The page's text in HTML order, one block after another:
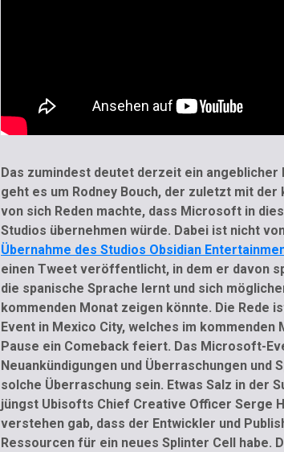
Das zumindest deutet derzeit ein angeblicher
geht es um Rodney Bouch, der zuletzt mit
von sich Reden machte, dass Microsoft in
Studios übernehmen würde. Dabei ist nicht
Übernahme des Studios Obsidian
einen Tweet veröffentlicht, in dem er davon
die spanische Sprache lernt und sich
kommenden Monat zeigen könnte. Die Rede
Event in Mexico City, welches im kommenden
Pause ein Comeback feiert. Das Microsoft-
Neuankündigungen und Überraschungen und
solche Überraschung sein. Etwas Salz in der
jüngst Ubisofts Chief Creative Officer Serge
verstehen gab, dass der Entwickler und
Ressourcen für ein neues Splinter Cell habe.